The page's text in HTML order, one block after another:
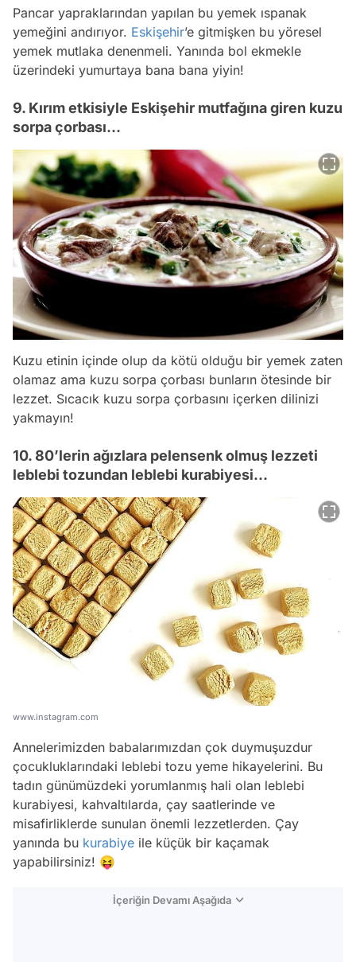
Pancar yapraklarından yapılan bu yemek ıspanak
yemeğini andırıyor. Eskişehir’e gitmişken bu yöresel
yemek mutlaka denenmeli. Yanında bol ekmekle
üzerindeki yumurtaya bana bana yiyin!
9. Kırım etkisiyle Eskişehir mutfağına giren kuzu
sorpa çorbası…
Kuzu etinin içinde olup da kötü olduğu bir yemek zaten
olamaz ama kuzu sorpa çorbası bunların ötesinde bir
lezzet. Sıcacık kuzu sorpa çorbasını içerken dilinizi
yakmayın!
10. 80’lerin ağızlara pelensenk olmuş lezzeti
leblebi tozundan leblebi kurabiyesi…
www.instagram.com
Annelerimizden babalarımızdan çok duymuşuzdur
çocukluklarındaki leblebi tozu yeme hikayelerini. Bu
tadın günümüzdeki yorumlanmış hali olan leblebi
kurabiyesi, kahvaltılarda, çay saatlerinde ve
misafirliklerde sunulan önemli lezzetlerden. Çay
yanında bu kurabiye ile küçük bir kaçamak
yapabilirsiniz! 😝
İçeriğin Devamı Aşağıda